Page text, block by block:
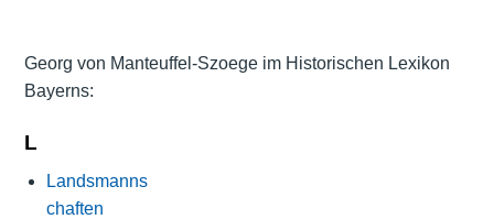
Georg von Manteuffel-Szoege im Historischen Lexikon
Bayerns:
L
Landsmanns
chaften